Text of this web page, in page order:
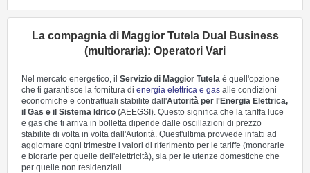
La compagnia di Maggior Tutela Dual Business
(multioraria): Operatori Vari
Nel mercato energetico, il Servizio di Maggior Tutela è quell'opzione
che ti garantisce la fornitura di energia elettrica e gas alle condizioni
economiche e contrattuali stabilite dall'Autorità per l'Energia Elettrica,
il Gas e il Sistema Idrico (AEEGSI). Questo significa che la tariffa luce
e gas che ti arriva in bolletta dipende dalle oscillazioni di prezzo
stabilite di volta in volta dall'Autorità. Quest'ultima provvede infatti ad
aggiornare ogni trimestre i valori di riferimento per le tariffe (monorarie
e biorarie per quelle dell'elettricità), sia per le utenze domestiche che
per quelle non residenziali. ...